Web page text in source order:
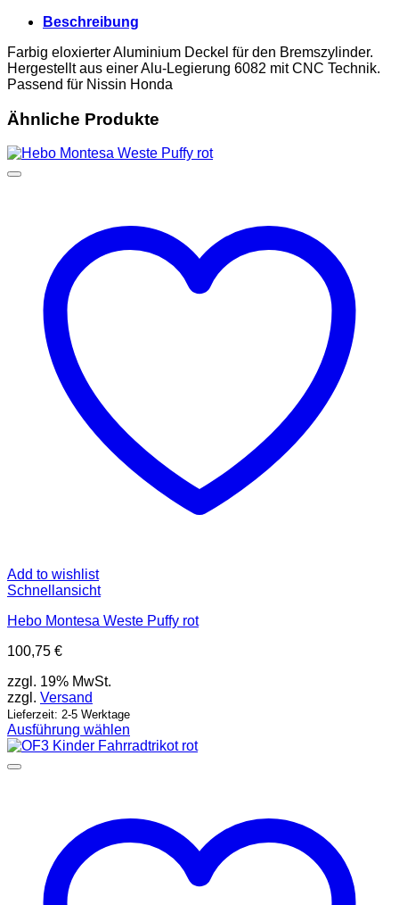
Beschreibung
Farbig eloxierter Aluminium Deckel für den Bremszylinder.
Hergestellt aus einer Alu-Legierung 6082 mit CNC Technik.
Passend für Nissin Honda
Ähnliche Produkte
Add to wishlist
Schnellansicht
Hebo Montesa Weste Puffy rot
100,75 €
zzgl. 19% MwSt.
zzgl. Versand
Lieferzeit: 2-5 Werktage
Ausführung wählen
Dieses
Produkt
Optionen
können